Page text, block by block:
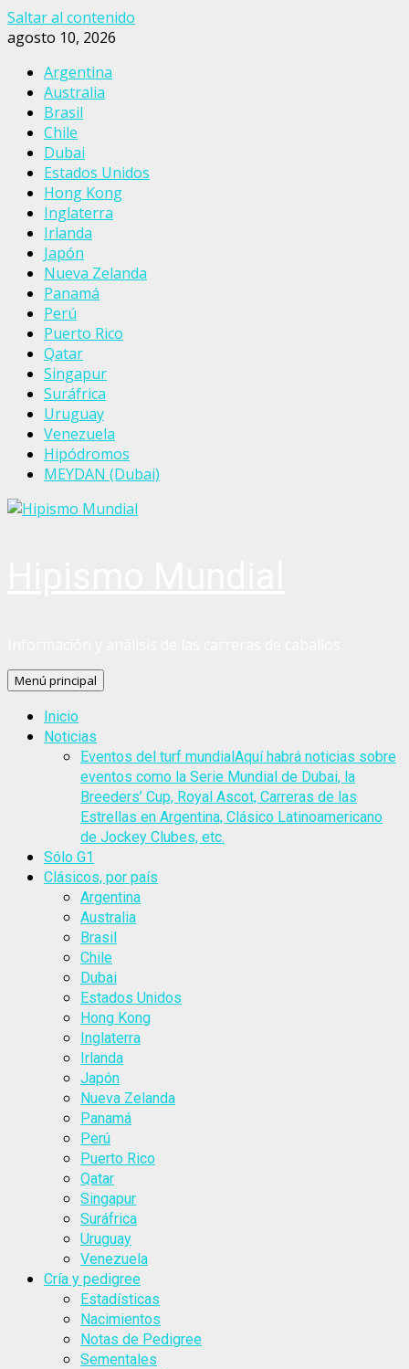
Saltar al contenido
agosto 10, 2026
Argentina
Australia
Brasil
Chile
Dubai
Estados Unidos
Hong Kong
Inglaterra
Irlanda
Japón
Nueva Zelanda
Panamá
Perú
Puerto Rico
Qatar
Singapur
Suráfrica
Uruguay
Venezuela
Hipódromos
MEYDAN (Dubai)
Menú principal
Inicio
Noticias
Eventos del turf mundialAquí habrá noticias sobre
eventos como la Serie Mundial de Dubai, la
Breeders’ Cup, Royal Ascot, Carreras de las
Estrellas en Argentina, Clásico Latinoamericano
de Jockey Clubes, etc.
Sólo G1
Clásicos, por país
Argentina
Australia
Brasil
Chile
Dubai
Estados Unidos
Hong Kong
Inglaterra
Irlanda
Japón
Nueva Zelanda
Panamá
Perú
Puerto Rico
Qatar
Singapur
Suráfrica
Uruguay
Venezuela
Cría y pedigree
Estadísticas
Nacimientos
Notas de Pedigree
Sementales